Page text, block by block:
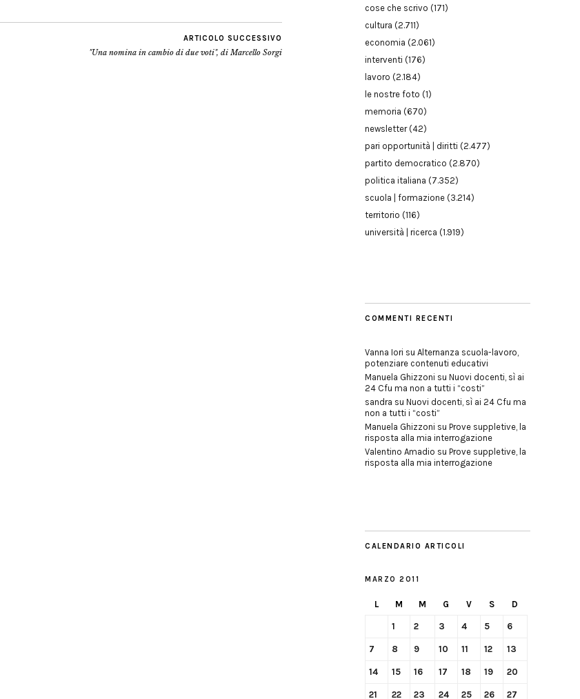
ARTICOLO SUCCESSIVO
"Una nomina in cambio di due voti", di Marcello Sorgi
cose che scrivo (171)
cultura (2.711)
economia (2.061)
interventi (176)
lavoro (2.184)
le nostre foto (1)
memoria (670)
newsletter(42)
pari opportunità | diritti (2.477)
partito democratico (2.870)
politica italiana (7.352)
scuola | formazione (3.214)
territorio (116)
università | ricerca (1.919)
COMMENTI RECENTI
Vanna Iori su Alternanza scuola-lavoro,
potenziare contenuti educativi
Manuela Ghizzoni su Nuovi docenti, sì ai
24 Cfu ma non a tutti i “costi”
sandra su Nuovi docenti, sì ai 24 Cfu ma
non a tutti i “costi”
Manuela Ghizzoni su Prove suppletive, la
risposta alla mia interrogazione
Valentino Amadio su Prove suppletive, la
risposta alla mia interrogazione
CALENDARIO ARTICOLI
MARZO 2011
L M M G V S D
1 2 3 4 5 6
7 8 9 10 11 12 13
14 15 16 17 18 19 20
21 22 23 24 25 26 27